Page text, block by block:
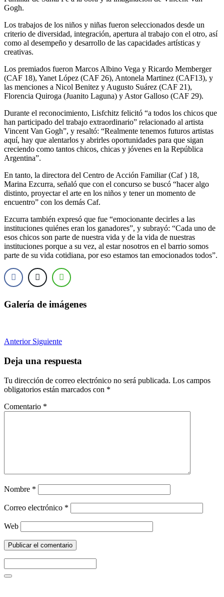
Gogh.
Los trabajos de los niños y niñas fueron seleccionados desde un
criterio de diversidad, integración, apertura al trabajo con el otro, así
como al desempeño y desarrollo de las capacidades artísticas y
creativas.
Los premiados fueron Marcos Albino Vega y Ricardo Memberger
(CAF 18), Yanet López (CAF 26), Antonela Martinez (CAF13), y
las menciones a Nicol Benitez y Augusto Suárez (CAF 21),
Florencia Quiroga (Juanito Laguna) y Astor Galloso (CAF 29).
Durante el reconocimiento, Lisfchitz felicitó “a todos los chicos que
han participado del trabajo extraordinario” relacionado al artista
Vincent Van Gogh”, y resaltó: “Realmente tenemos futuros artistas
aquí, hay que alentarlos y abrirles oportunidades para que sigan
creciendo como tantos chicos, chicas y jóvenes en la República
Argentina”.
En tanto, la directora del Centro de Acción Familiar (Caf ) 18,
Marina Ezcurra, señaló que con el concurso se buscó “hacer algo
distinto, proyectar el arte en los niños y tener un momento de
encuentro” con los demás Caf.
Ezcurra también expresó que fue “emocionante decirles a las
instituciones quiénes eran los ganadores”, y subrayó: “Cada uno de
esos chicos son parte de nuestra vida y de la vida de nuestras
instituciones porque a su vez, al estar nosotros en el barrio somos
parte de su vida cotidiana, por eso estamos tan emocionados todos”.
Galería de imágenes
Anterior Siguiente
Deja una respuesta
Tu dirección de correo electrónico no será publicada. Los campos
obligatorios están marcados con *
Comentario *
Nombre *
Correo electrónico *
Web